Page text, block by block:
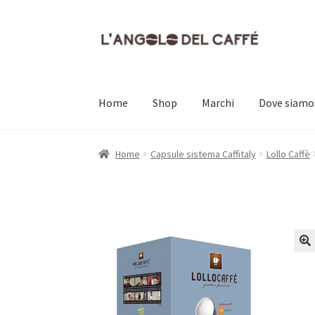
Vai
Vai
Home Shop Marchi Dove siamo
Home Carrello Cassa Contatti Dove siamo Il
Home Capsule sistema Caffitaly Lollo Caffè